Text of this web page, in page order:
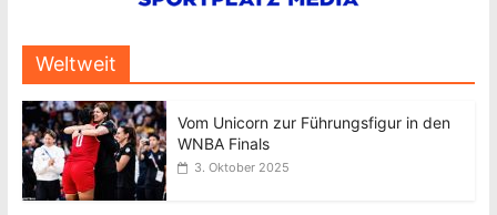
Weltweit
Vom Unicorn zur Führungsfigur in den
WNBA Finals
3. Oktober 2025